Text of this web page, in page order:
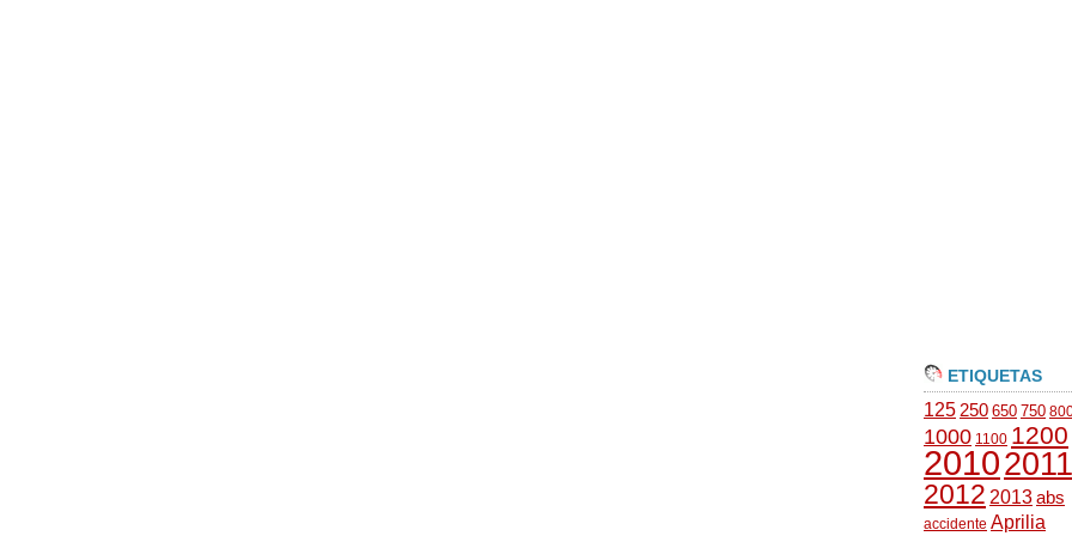
ETIQUETAS
125 250 650 750
1000 1100 1200
20102011
2012 2013abs
accidente Aprilia